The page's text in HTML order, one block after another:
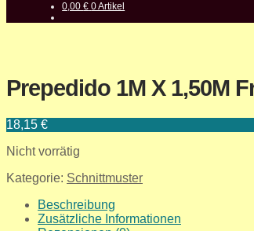
0,00€ 0 Artikel
Prepedido 1M X 1,50M
18,15 €
Nicht vorrätig
Kategorie: Schnittmuster
Beschreibung
Zusätzliche Informationen